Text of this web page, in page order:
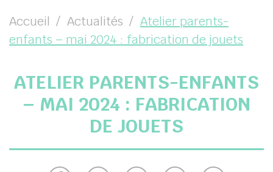
( PROJETS )
Accueil Actualités
Atelier parents-
enfants – mai 2024 : fabrication de jouets
ATELIER PARENTS-ENFANTS
– MAI 2024 : FABRICATION
DE JOUETS